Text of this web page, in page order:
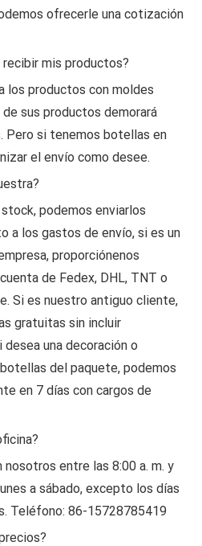
ofrecerle una cotización
mis productos?
los productos con moldes
sus productos demorará
Pero si tenemos botellas en
el envío como desee.
podemos enviarlos
a los gastos de envío, si es un
proporciónenos
de Fedex, DHL, TNT o
Si es nuestro antiguo cliente,
gratuitas sin incluir
una decoración o
del paquete, podemos
en 7 días con cargos de
nosotros entre las 8:00 a. m. y
a sábado, excepto los días
Teléfono: 86-15728785419